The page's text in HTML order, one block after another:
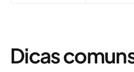
Dicas